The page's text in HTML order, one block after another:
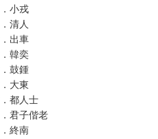
小戎
清人
出車
韓奕
鼓鍾
大東
都人士
君子偕老
終南